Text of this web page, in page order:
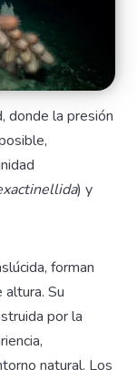
donde la presión
) y
forman
Su
por la
natural. Los